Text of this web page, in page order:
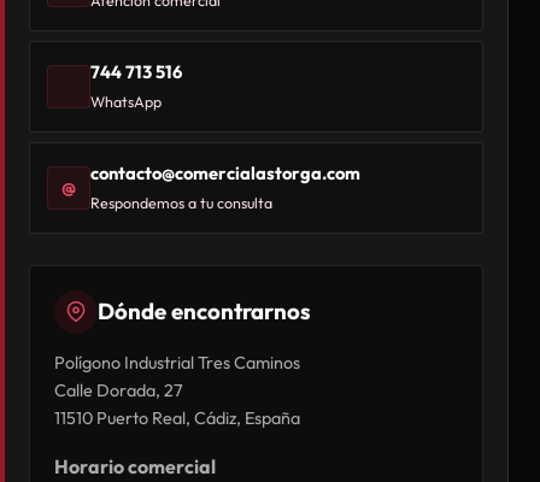
744 713 516
WhatsApp
@
contacto@comercialastorga.com
Respondemos a tu consulta
Dónde encontrarnos
Polígono Industrial Tres Caminos
Calle Dorada, 27
11510 Puerto Real, Cádiz, España
Horario comercial